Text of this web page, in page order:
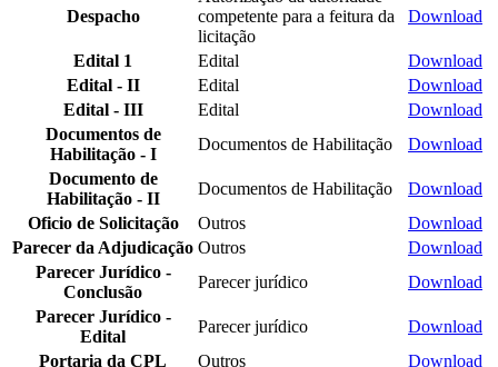
Despacho
competente para a feitura da
licitação
Download
Edital 1 Edital
Download
Edital - II
Edital
Download
Edital - III
Edital
Download
Documentos de
Habilitação - I
Documentos de Habilitação
Download
Documento de
Habilitação - II
Documentos de Habilitação
Download
Oficio de Solicitação
Outros
Download
Parecer da Adjudicação Outros
Download
Parecer Jurídico -
Conclusão
Parecer jurídico
Download
Parecer Jurídico -
Edital
Parecer jurídico
Download
Portaria da CPL
Outros Download